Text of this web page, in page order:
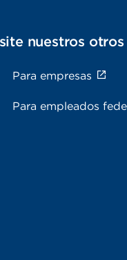
nuestros
Para empresas
Para empleados